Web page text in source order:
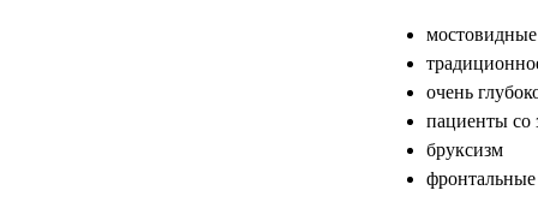
очень
пациенты со
бруксизм